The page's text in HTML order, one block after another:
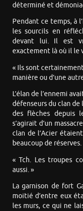
déterminé et
Pendant ce temps, à
les sourcils en
devant lui. Il est
exactement là où il le
« Ils sont
manière ou d’une
L’élan de l’ennemi
défenseurs du clan
des flèches depuis
s’agirait d’un
clan de l’Acier
beaucoup de réserves.
« Tch. Les troupes
aussi. »
La garnison de fort
moitié d’entre eux
les murs, ce qui ne